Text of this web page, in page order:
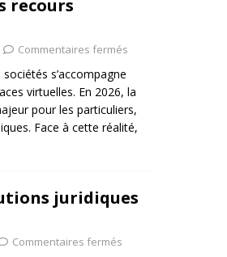
recours
Commentaires fermés
s’accompagne
virtuelles. En 2026, la
pour les particuliers,
Face à cette réalité,
juridiques
Commentaires fermés